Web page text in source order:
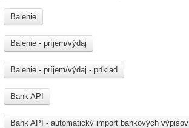
Balenie
Balenie - príjem/výdaj
Balenie - príjem/výdaj - príklad
Bank API
Bank API - automatický import bankových výpisov